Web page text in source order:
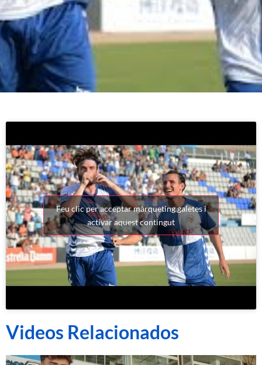
Feu clic per acceptar màrqueting galetes i
activar aquest contingut
Videos Relacionados